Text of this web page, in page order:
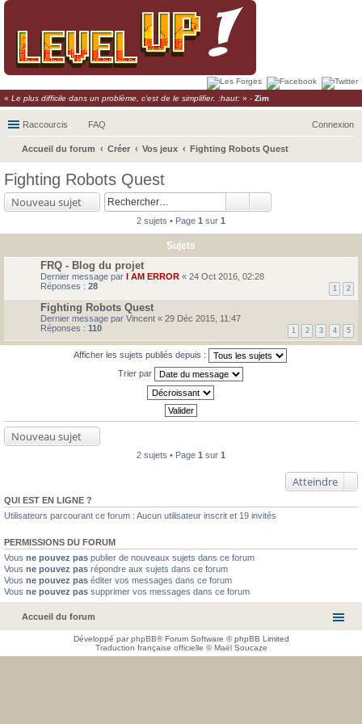
« Le plus difficile dans un problème, c'est de le simplifier. :haut: » - Zim
Raccourcis FAQ Connexion
Accueil du forum Créer Vos jeux
Fighting Robots Quest
Fighting Robots Quest
Nouveau sujet
2 sujets • Page 1 sur 1
Sujets
FRQ - Blog du projet
Dernier message par I AM ERROR « 24 Oct 2016, 02:28
Réponses : 28 1 2
Fighting Robots Quest
Dernier message par Vincent « 29 Déc 2015, 11:47
Réponses : 110 1 2 3 4 5
Afficher les sujets publiés depuis :
Trier par
Nouveau sujet
2 sujets • Page 1 sur 1
Atteindre
QUI EST EN LIGNE ?
Utilisateurs parcourant ce forum : Aucun utilisateur inscrit et 19 invités
PERMISSIONS DU FORUM
Vous ne pouvez pas publier de nouveaux sujets dans ce forum
Vous ne pouvez pas répondre aux sujets dans ce forum
Vous ne pouvez pas éditer vos messages dans ce forum
Vous ne pouvez pas supprimer vos messages dans ce forum
Accueil du forum
Développé parphpBB® Forum Software © phpBB Limited
Traduction française officielle ©Maël Soucaze